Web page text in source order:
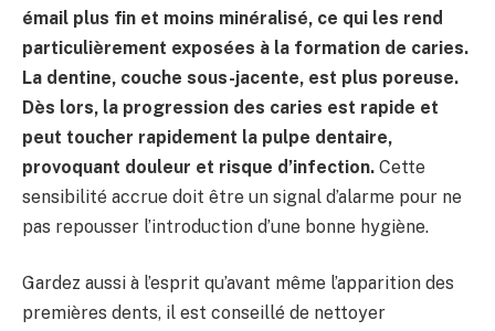
émail plus fin et moins minéralisé, ce qui les rend
particulièrement exposées à la formation de caries.
La dentine, couche sous-jacente, est plus poreuse.
Dès lors, la progression des caries est rapide et
peut toucher rapidement la pulpe dentaire,
provoquant douleur et risque d’infection. Cette
sensibilité accrue doit être un signal d’alarme pour ne
pas repousser l’introduction d’une bonne hygiène.
Gardez aussi à l’esprit qu’avant même l’apparition des
premières dents, il est conseillé de nettoyer